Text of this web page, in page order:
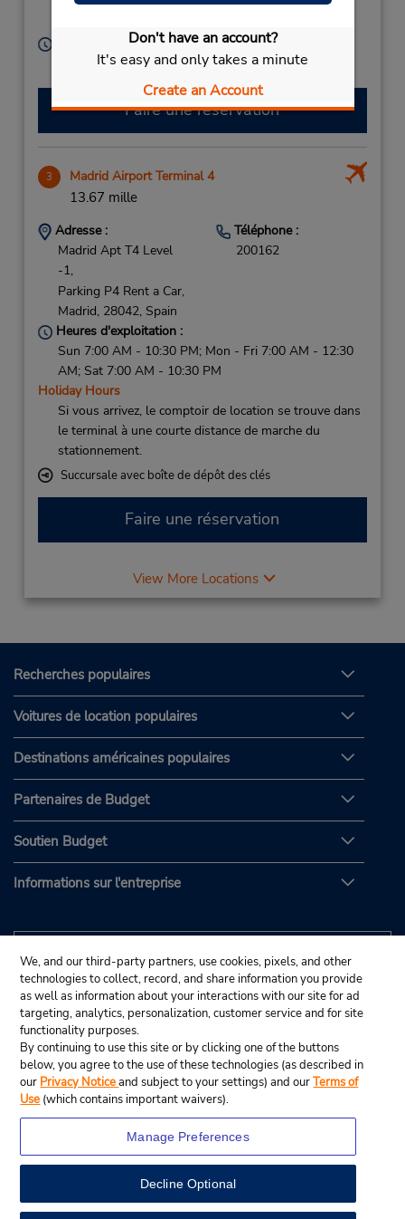
Don't have an account?
It's easy and only takes a minute
Create an Account
Heures d'exploitation :
Free pickup service available
Faire une réservation
3 Madrid Airport Terminal 4
13.67 mille
Adresse :
Madrid Apt T4 Level
-1,
Parking P4 Rent a Car,
Madrid, 28042, Spain
Téléphone :
200162
Heures d'exploitation :
Sun 7:00 AM - 10:30 PM; Mon - Fri 7:00 AM - 12:30
AM; Sat 7:00 AM - 10:30 PM
Holiday Hours
Si vous arrivez, le comptoir de location se trouve dans
le terminal à une courte distance de marche du
stationnement.
Succursale avec boîte de dépôt des clés
Faire une réservation
View More Locations
Recherches populaires
Voitures de location populaires
Destinations américaines populaires
Partenaires de Budget
Soutien Budget
Informations sur l'entreprise
© Budget Rent A Car System, Inc., 2025.
We, and our third-party partners, use cookies, pixels, and other
technologies to collect, record, and share information you provide
as well as information about your interactions with our site for ad
targeting, analytics, personalization, customer service and for site
functionality purposes.
By continuing to use this site or by clicking one of the buttons
below, you agree to the use of these technologies (as described in
our Privacy Noticeand subject to your settings) and ourTerms of
Use (which contains important waivers).
Manage Preferences
Decline Optional